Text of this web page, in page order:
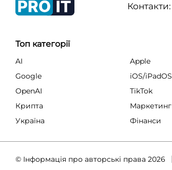
Контакти:
Топ категорії
AI Apple
Google
iOS/iPadOS
OpenAI
TikTok
Крипта
Маркетинг
Україна
Фінанси
© Інформація про авторські права 2026